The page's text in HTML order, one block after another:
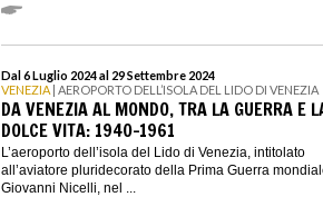
Dal 6 Luglio 2024 al 29 Settembre 2024
VENEZIA | AEROPORTO DELL’ISOLA DEL LIDO DI VENEZIA
DA VENEZIA AL MONDO, TRA LA GUERRA E
DOLCE VITA: 1940-1961
L’aeroporto dell’isola del Lido di Venezia, intitolato
all’aviatore pluridecorato della Prima Guerra
Giovanni Nicelli, nel ...